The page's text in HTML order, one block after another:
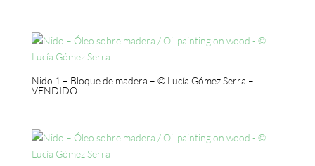
Nido 1 – Bloque de madera – © Lucía Gómez Serra –
VENDIDO